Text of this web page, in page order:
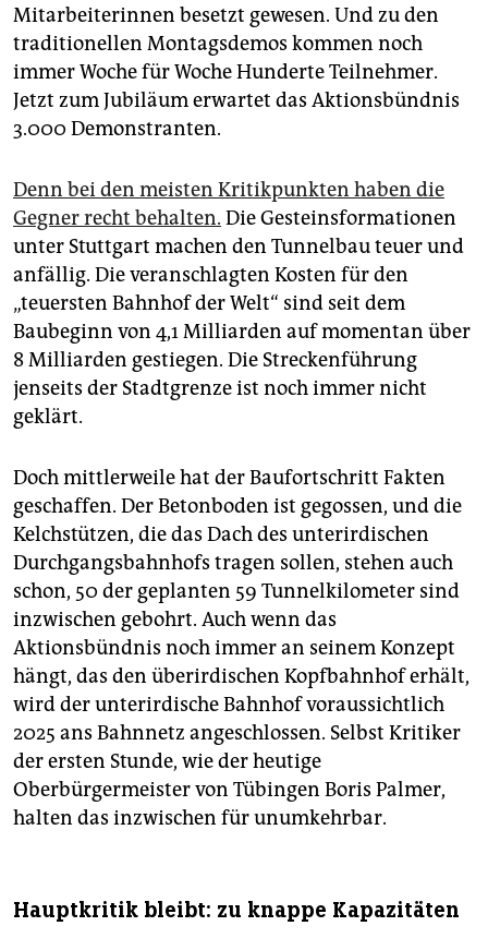
Mitarbeiterinnen besetzt gewesen. Und zu den
traditionellen Montagsdemos kommen noch
immer Woche für Woche Hunderte Teilnehmer.
Jetzt zum Jubiläum erwartet das Aktionsbündnis
3.000 Demonstranten.
Denn bei den meisten Kritikpunkten haben die
Gegner recht behalten. Die Gesteinsformationen
unter Stuttgart machen den Tunnelbau teuer und
anfällig. Die veranschlagten Kosten für den
„teuersten Bahnhof der Welt“ sind seit dem
Baubeginn von 4,1 Milliar­den auf momentan über
8 Milliarden gestiegen. Die Streckenführung
jenseits der Stadtgrenze ist noch immer nicht
geklärt.
Doch mittlerweile hat der Baufortschritt Fakten
geschaffen. Der Betonboden ist gegossen, und die
Kelchstützen, die das Dach des unterirdischen
Durchgangsbahnhofs tragen sollen, stehen auch
schon, 50 der geplanten 59 Tunnel­kilometer sind
inzwischen gebohrt. Auch wenn das
Aktionsbündnis noch immer an seinem Konzept
hängt, das den überirdischen Kopfbahnhof erhält,
wird der unterirdische Bahnhof voraussichtlich
2025 ans Bahnnetz angeschlossen. Selbst Kritiker
der ersten Stunde, wie der heutige
Oberbürgermeister von Tübingen Boris Palmer,
halten das inzwischen für unumkehrbar.
Hauptkritik bleibt: zu knappe Kapazitäten